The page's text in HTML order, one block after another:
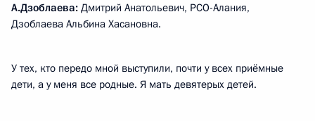
А.Дзоблаева: Дмитрий Анатольевич, РСО-Алания,
Дзоблаева Альбина Хасановна.
У тех, кто передо мной выступили, почти у всех приёмные
дети, а у меня все родные. Я мать девятерых детей.